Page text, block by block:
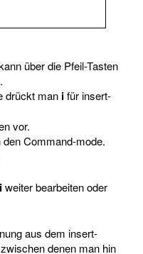
über die Pfeil-Tasten
drückt man ifür insert-
vor.
Command-mode.
iweiter bearbeiten oder
aus dem insert-
denen man hin